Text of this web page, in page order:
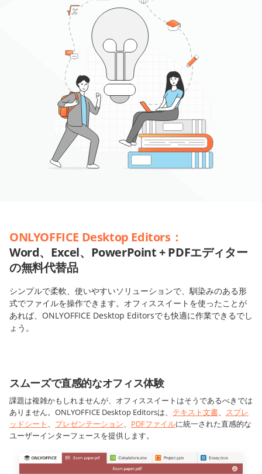
ONLYOFFICE Desktop Editors：
Word、Excel、PowerPoint + PDFエディター
の無料代替品
シンプルで柔軟、使いやすいソリューションで、馴染みのある形
式でファイルを操作できます。オフィススイートを使ったことが
あれば、ONLYOFFICE Desktop Editorsでも快適に作業できるでし
ょう。
スムーズで直感的なオフィス体験
課題は複雑かもしれませんが、オフィススイートはそうであるべきでは
ありません。ONLYOFFICE Desktop Editorsは、 テキスト文書、 スプレ
ッドシート 、 プレゼンテーション、 PDFファイルに統一された直感的な
ユーザーインターフェースを提供します。